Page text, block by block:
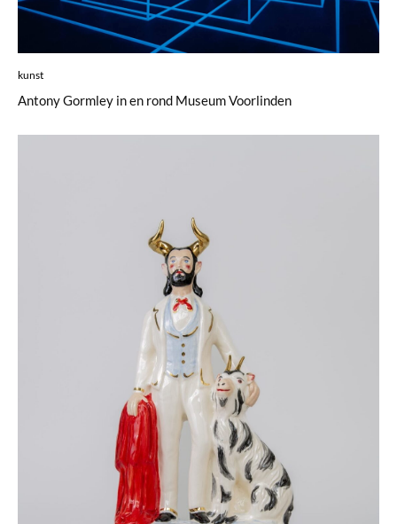
kunst
Antony Gormley in en rond Museum Voorlinden